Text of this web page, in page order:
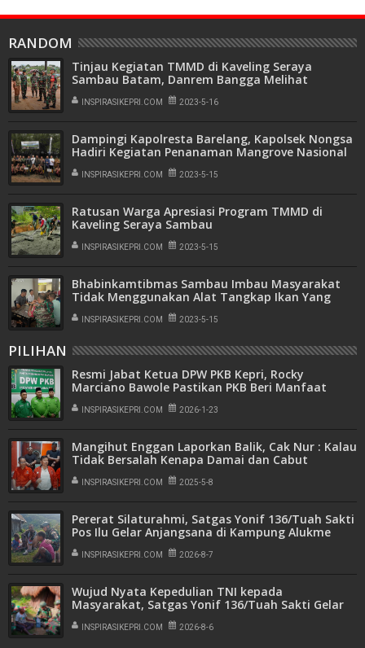
RANDOM
Tinjau Kegiatan TMMD di Kaveling Seraya
Sambau Batam, Danrem Bangga Melihat
Kekompakan Warga dan Personel
INSPIRASIKEPRI.COM 2023-5-16
Dampingi Kapolresta Barelang, Kapolsek Nongsa
Hadiri Kegiatan Penanaman Mangrove Nasional
di Kelurahan Sambau
INSPIRASIKEPRI.COM 2023-5-15
Ratusan Warga Apresiasi Program TMMD di
Kaveling Seraya Sambau
INSPIRASIKEPRI.COM 2023-5-15
Bhabinkamtibmas Sambau Imbau Masyarakat
Tidak Menggunakan Alat Tangkap Ikan Yang
Dilarang Pemerintah
INSPIRASIKEPRI.COM 2023-5-15
PILIHAN
Resmi Jabat Ketua DPW PKB Kepri, Rocky
Marciano Bawole Pastikan PKB Beri Manfaat
Nyata Bagi Masyarakat
INSPIRASIKEPRI.COM 2026-1-23
Mangihut Enggan Laporkan Balik, Cak Nur : Kalau
Tidak Bersalah Kenapa Damai dan Cabut
Laporan
INSPIRASIKEPRI.COM 2025-5-8
Pererat Silaturahmi, Satgas Yonif 136/Tuah Sakti
Pos Ilu Gelar Anjangsana di Kampung Alukme
INSPIRASIKEPRI.COM 2026-8-7
Wujud Nyata Kepedulian TNI kepada
Masyarakat, Satgas Yonif 136/Tuah Sakti Gelar
Pengobatan Keliling di Kampung Kalome
INSPIRASIKEPRI.COM 2026-8-6